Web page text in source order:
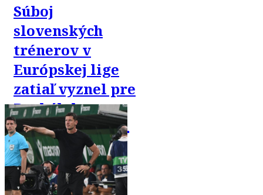
Súboj
slovenských
trénerov v
Európskej lige
zatiaľ vyznel pre
Borbélyho.
Gašparík verí v
obrat